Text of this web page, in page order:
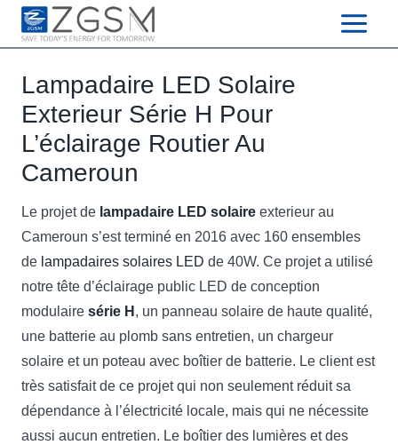
Skip
Lampadaire LED Solaire
Exterieur Série H Pour
L’éclairage Routier Au
Cameroun
Le projet de lampadaire LED solaire exterieur au
Cameroun s’est terminé en 2016 avec 160 ensembles
de lampadaires solaires LED de 40W. Ce projet a utilisé
notre tête d’éclairage public LED de conception
modulaire série H , un panneau solaire de haute qualité,
une batterie au plomb sans entretien, un chargeur
solaire et un poteau avec boîtier de batterie. Le client est
très satisfait de ce projet qui non seulement réduit sa
dépendance à l’électricité locale, mais qui ne nécessite
aussi aucun entretien. Le boîtier des lumières et des